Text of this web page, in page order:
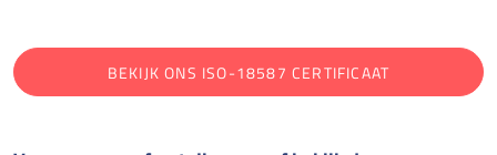
BEKIJK ONS ISO-18587 CERTIFICAAT